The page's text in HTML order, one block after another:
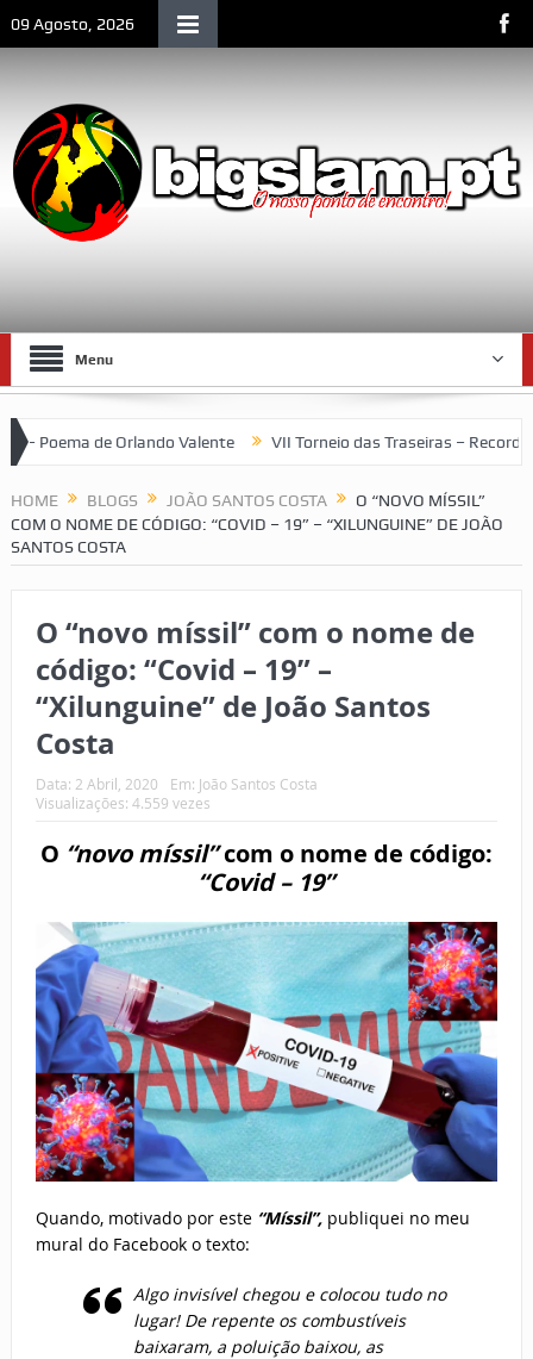
09 Agosto, 2026
Menu
Orlando Valente VII Torneio das Traseiras – Recordando a
HOME BLOGS JOÃO SANTOS COSTA
O “NOVO MÍSSIL”
COM O NOME DE CÓDIGO: “COVID – 19” – “XILUNGUINE” DE JOÃO
SANTOS COSTA
O “novo míssil” com o nome de
código: “Covid – 19” –
“Xilunguine” de João Santos
Costa
Data: 2 Abril, 2020 Em: João Santos Costa
Visualizações: 4.559 vezes
O “novo míssil”com o nome de código:
“Covid – 19”
Quando, motivado por este “Míssil”, publiquei no meu
mural do Facebook o texto:
Algo invisível chegou e colocou tudo no
lugar! De repente os combustíveis
baixaram, a poluição baixou, as